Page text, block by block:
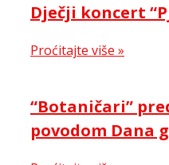
Dječji koncert
Proćitajte više »
“Botaničari”
povodom Dana